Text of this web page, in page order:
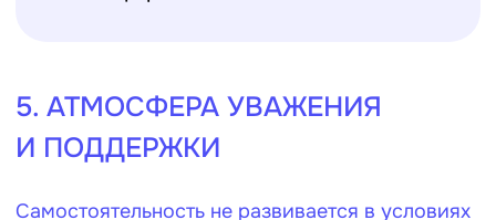
7. ТВОРЧЕСТВО КАК ПУТЬ К